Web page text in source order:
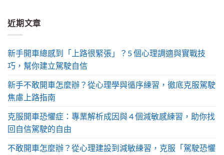
近期文章
新手開車總感到「上路很緊張」？5 個心理調適與實戰技
巧，幫你建立駕駛自信
新手不敢開車怎麼辦？從心理學與循序練習，徹底克服駕駛
焦慮上路指南
克服開車恐懼症：專業解析成因與 4 個減敏感練習，助你找
回自信駕駛的自由
不敢開車怎麼辦？從心理建設到減敏練習，克服「駕駛恐懼